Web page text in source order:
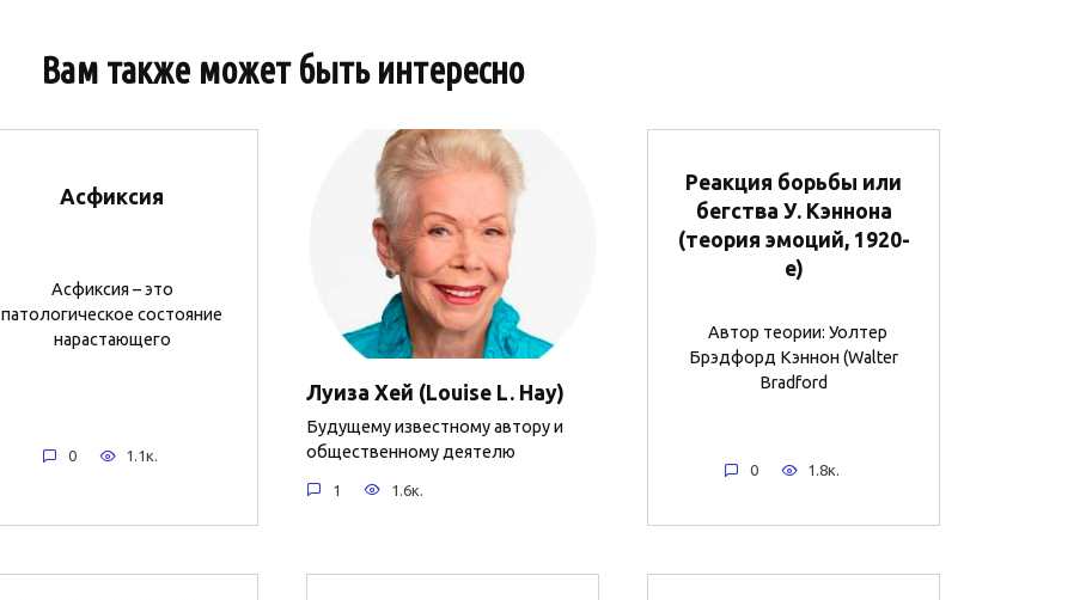
Вам также может быть интересно
Асфиксия
Асфиксия – это
патологическое состояние
нарастающего
0 1.1к.
Луиза Хей (Louise L. Hay)
Будущему известному автору и
общественному деятелю
1 1.6к.
Реакция борьбы или
бегства У. Кэннона
(теория эмоций, 1920-
е)
Автор теории: Уолтер
Брэдфорд Кэннон (Walter
Bradford
0 1.8к.